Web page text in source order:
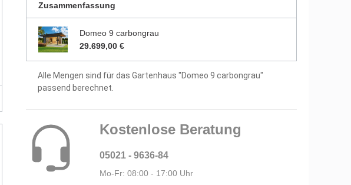
Fußboden aus 28 mm starken Fußbodenbrettern
Montageanleitung und Montagematerial im Lieferumfang
enthalten
5 Jahre Herstellergarantie
Zusammenfassung
Domeo 9 carbongrau
29.699,00 €
Alle Mengen sind für das Gartenhaus "Domeo 9 carbongrau"
passend berechnet.
Kostenlose Beratung
05021 - 9636-84
Mo-Fr: 08:00 - 17:00 Uhr